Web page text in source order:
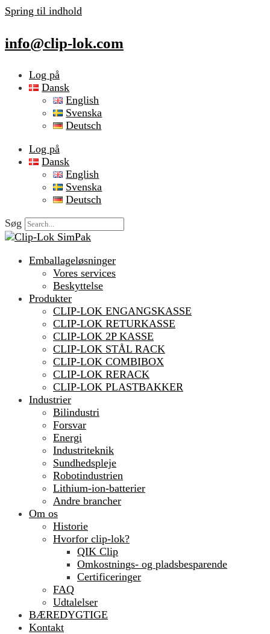
Spring til indhold
info@clip-lok.com
Log på
Dansk
English
Svenska
Deutsch
Log på
Dansk
English
Svenska
Deutsch
Søg
Emballageløsninger
Vores services
Beskyttelse
Produkter
CLIP-LOK ENGANGSKASSE
CLIP-LOK RETURKASSE
CLIP-LOK 2P KASSE
CLIP-LOK STÅL RACK
CLIP-LOK COMBIBOX
CLIP-LOK RERACK
CLIP-LOK PLASTBAKKER
Industrier
Bilindustri
Forsvar
Energi
Industriteknik
Sundhedspleje
Robotindustrien
Lithium-ion-batterier
Andre brancher
Om os
Historie
Hvorfor clip-lok?
QIK Clip
Omkostnings- og pladsbesparende
Certificeringer
FAQ
Udtalelser
BÆREDYGTIGE
Kontakt